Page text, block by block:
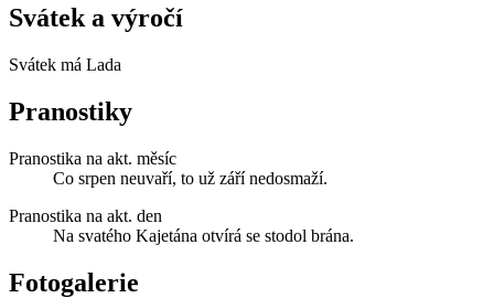
Svátek a výročí
Svátek má Lada
Pranostiky
Pranostika na akt. měsíc
Co srpen neuvaří, to už září nedosmaží.
Pranostika na akt. den
Na svatého Kajetána otvírá se stodol brána.
Fotogalerie